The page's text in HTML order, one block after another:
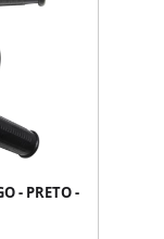
- PRETO -